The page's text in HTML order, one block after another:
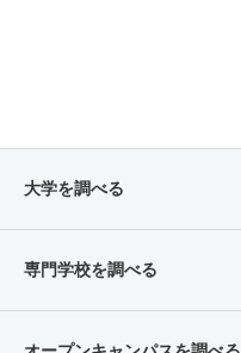
大学を調べる
専門学校を調べる